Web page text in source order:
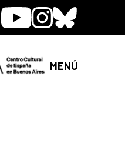
YoutubeInstagram
Bluesky
MENÚ